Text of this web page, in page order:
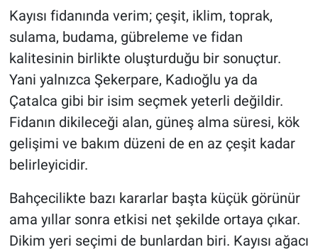
Kayısı fidanında verim; çeşit, iklim, toprak,
sulama, budama, gübreleme ve fidan
kalitesinin birlikte oluşturduğu bir sonuçtur.
Yani yalnızca Şekerpare, Kadıoğlu ya da
Çatalca gibi bir isim seçmek yeterli değildir.
Fidanın dikileceği alan, güneş alma süresi, kök
gelişimi ve bakım düzeni de en az çeşit kadar
belirleyicidir.
Bahçecilikte bazı kararlar başta küçük görünür
ama yıllar sonra etkisi net şekilde ortaya çıkar.
Dikim yeri seçimi de bunlardan biri. Kayısı ağacı